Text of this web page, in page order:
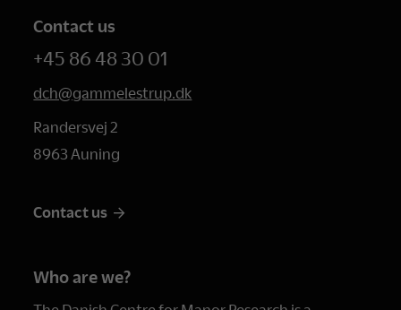
Contact us
+45 86 48 30 01
dch@gammelestrup.dk
Randersvej 2
8963 Auning
Contact us
Who are we?